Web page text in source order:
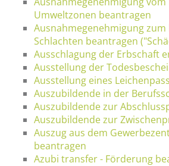
Umweltzonen beantragen
Ausnahmegenehmigung
Schlachten beantragen
Ausschlagung der Erbschaft
Ausstellung der
Ausstellung eines
Auszubildende in der
Auszubildende zur
Auszubildende zur
Auszug aus dem
beantragen
Azubi transfer - Förderung